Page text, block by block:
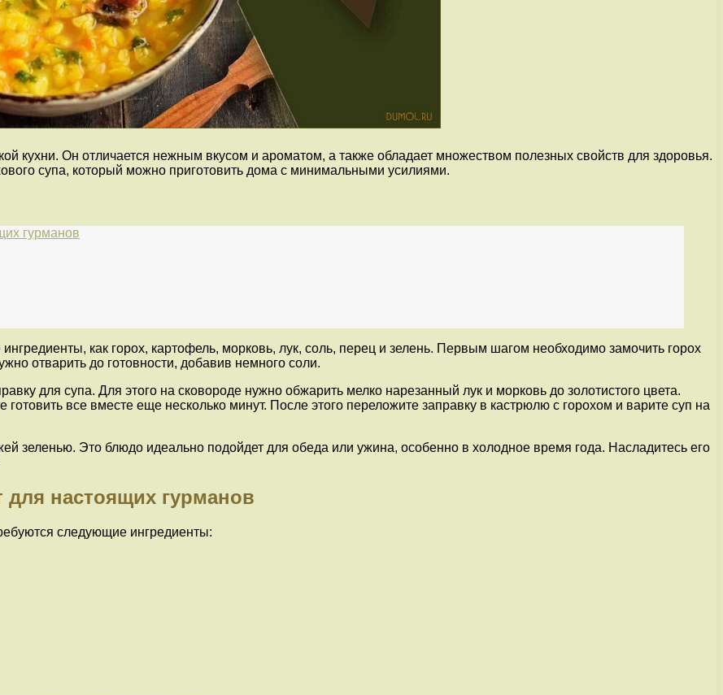
кухни. Он отличается нежным вкусом и ароматом, а также обладает множеством полезных свойств для здоровья.
супа, который можно приготовить дома с минимальными усилиями.
гурманов
как горох, картофель, морковь, лук, соль, перец и зелень. Первым шагом необходимо замочить горох
отварить до готовности, добавив немного соли.
для супа. Для этого на сковороде нужно обжарить мелко нарезанный лук и морковь до золотистого цвета.
все вместе еще несколько минут. После этого переложите заправку в кастрюлю с горохом и варите суп на
зеленью. Это блюдо идеально подойдет для обеда или ужина, особенно в холодное время года. Насладитесь его
для настоящих гурманов
следующие ингредиенты: